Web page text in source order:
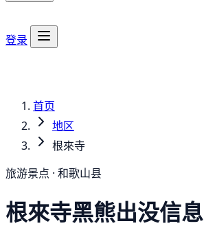
登录
首页
地区
根來寺
旅游景点 · 和歌山县
根來寺黑熊出没信息